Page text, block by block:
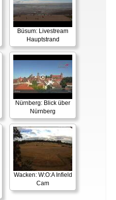
Büsum: Livestream
Hauptstrand
Nürnberg: Blick über
Nürnberg
Wacken: W:O:A Infield
Cam